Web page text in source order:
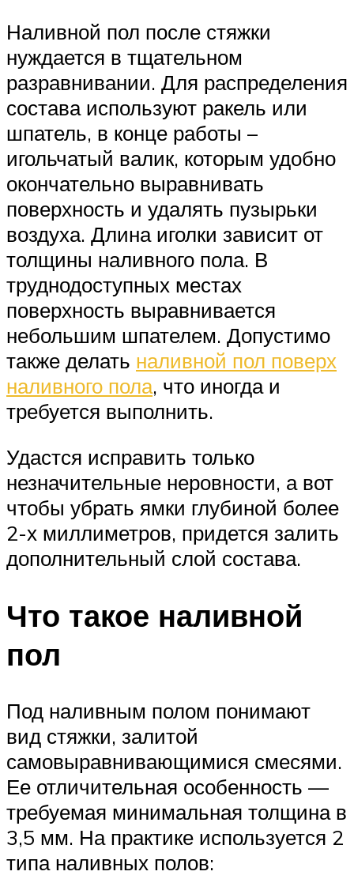
Наливной пол после стяжки
нуждается в тщательном
разравнивании. Для распределения
состава используют ракель или
шпатель, в конце работы –
игольчатый валик, которым удобно
окончательно выравнивать
поверхность и удалять пузырьки
воздуха. Длина иголки зависит от
толщины наливного пола. В
труднодоступных местах
поверхность выравнивается
небольшим шпателем. Допустимо
также делать наливной пол поверх
наливного пола, что иногда и
требуется выполнить.
Удастся исправить только
незначительные неровности, а вот
чтобы убрать ямки глубиной более
2-х миллиметров, придется залить
дополнительный слой состава.
Что такое наливной
пол
Под наливным полом понимают
вид стяжки, залитой
самовыравнивающимися смесями.
Ее отличительная особенность —
требуемая минимальная толщина в
3,5 мм. На практике используется 2
типа наливных полов: